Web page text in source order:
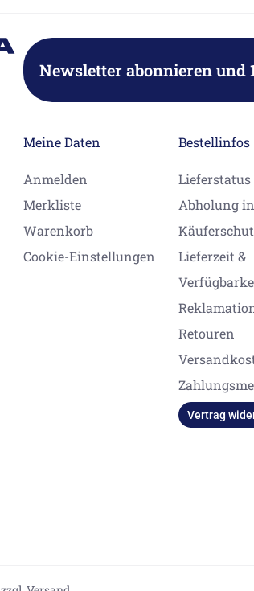
Newsletter abonnierenund
Meine Daten
Anmelden
Merkliste
Warenkorb
Cookie-Einstellungen
Bestellinfos
Lieferstatus
Abholung
Lieferzeit &
Retouren
Vertrag